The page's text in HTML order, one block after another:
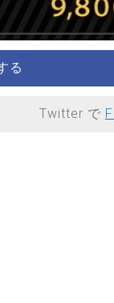
る
Twitter で